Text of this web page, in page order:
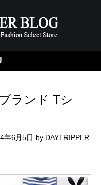
ランド Tシ
年6月5日 by DAYTRIPPER